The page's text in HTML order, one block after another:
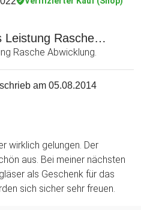
Leistung Rasche…
Rasche Abwicklung.
schrieb am 05.08.2014
wirklich gelungen. Der
aus. Bei meiner nächsten
als Geschenk für das
sich sicher sehr freuen.